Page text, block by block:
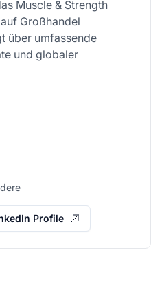
Muscle & Strength
Großhandel
über umfassende
und globaler
Profile